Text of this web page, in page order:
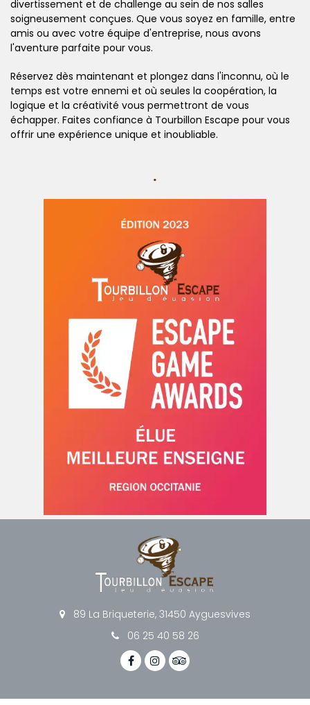
divertissement et de challenge au sein de nos salles
soigneusement conçues. Que vous soyez en famille, entre
amis ou avec votre équipe d'entreprise, nous avons
l'aventure parfaite pour vous.
Réservez dès maintenant et plongez dans l'inconnu, où le
temps est votre ennemi et où seules la coopération, la
logique et la créativité vous permettront de vous
échapper. Faites confiance à Tourbillon Escape pour vous
offrir une expérience unique et inoubliable.
.
89 La Briqueterie, 31450 Ayguesvives
06 25 40 58 26